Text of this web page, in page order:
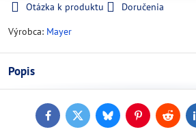
Otázka k produktu
Doručenia
Výrobca: Mayer
Popis
FacebookTwitterBlueskyPinterestReddit